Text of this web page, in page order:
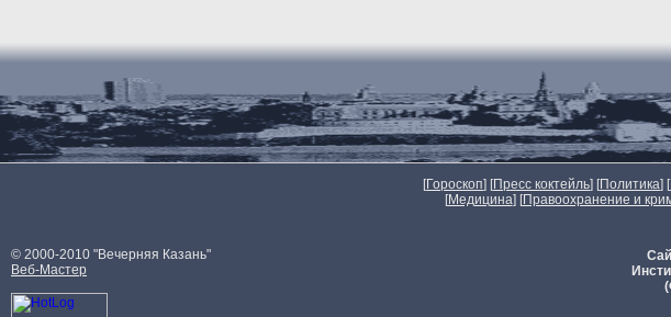
[Гороскоп] [Пресс коктейль] [Политика] [
[Медицина] [Правоохранение и
© 2000-2010 "Вечерняя Казань"
Веб-Мастер